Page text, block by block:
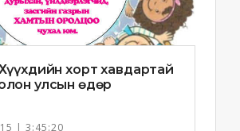
хорт хавдартай
улсын өдөр
| 3:45:20